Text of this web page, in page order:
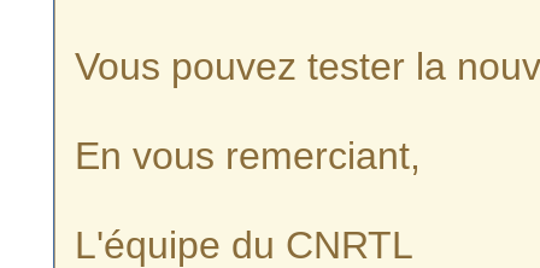
Vous pouvez tester la
En vous remerciant,
L'équipe du CNRTL